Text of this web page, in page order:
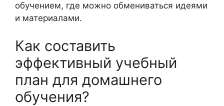
обучением, где можно обмениваться идеями
и материалами.
Как составить
эффективный учебный
план для домашнего
обучения?